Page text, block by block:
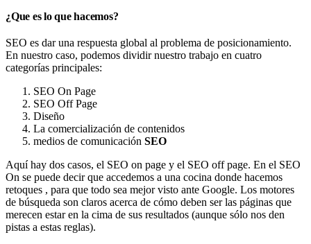
¿Que es lo que hacemos?
SEO es dar una respuesta global al problema de posicionamiento.
En nuestro caso, podemos dividir nuestro trabajo en cuatro
categorías principales:
SEO On Page
SEO Off Page
Diseño
La comercialización de contenidos
medios de comunicación SEO
Aquí hay dos casos, el SEO on page y el SEO off page. En el SEO
On se puede decir que accedemos a una cocina donde hacemos
retoques , para que todo sea mejor visto ante Google. Los motores
de búsqueda son claros acerca de cómo deben ser las páginas que
merecen estar en la cima de sus resultados (aunque sólo nos den
pistas a estas reglas).